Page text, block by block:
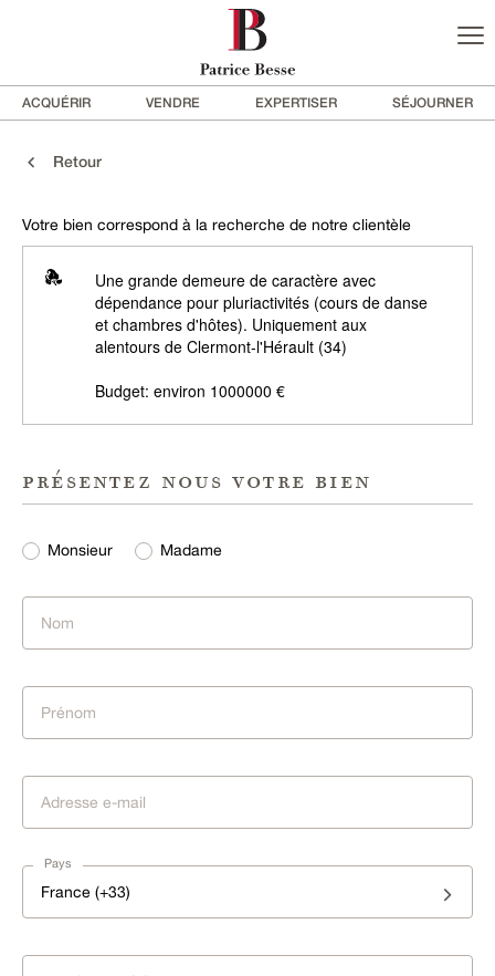
ACQUÉRIR VENDRE EXPERTISER SÉJOURNER
Retour
Votre bien correspond à la recherche de notre clientèle
Une grande demeure de caractère avec
dépendance pour pluriactivités (cours de danse
et chambres d'hôtes). Uniquement aux
alentours de Clermont-l'Hérault (34)
Budget: environ 1000000 €
présentez nous votre bien
Monsieur Madame
Pays
France (+33)